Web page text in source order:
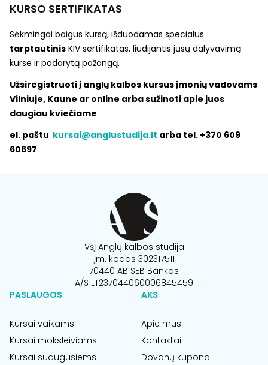
KURSO SERTIFIKATAS
Sėkmingai baigus kursą, išduodamas specialus
tarptautinis KIV sertifikatas, liudijantis jūsų dalyvavimą
kurse ir padarytą pažangą.
Užsiregistruoti į anglų kalbos kursus įmonių vadovams
Vilniuje, Kaune ar online arba sužinoti apie juos
daugiau kviečiame
el. paštu kursai@anglustudija.lt arba tel. +370 609
60697
VšĮ Anglų kalbos studija
Įm. kodas 302317511
70440 AB SEB Bankas
A/S LT237044060006845459
PASLAUGOS
Kursai vaikams
Kursai moksleiviams
Kursai suaugusiems
AKS
Apie mus
Kontaktai
Dovanų kuponai